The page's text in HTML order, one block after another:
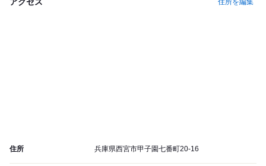
住所を編集
住所 兵庫県西宮市甲子園七番町20-16